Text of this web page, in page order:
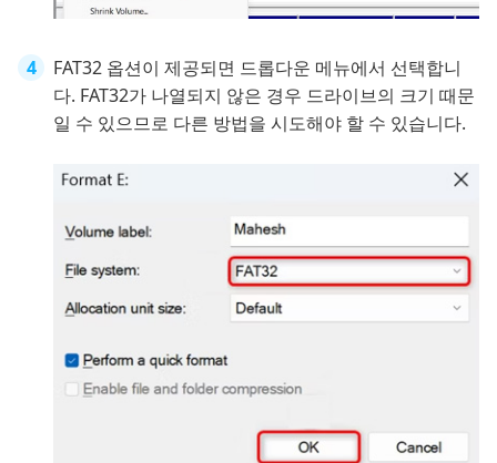
FAT32 옵션이 제공되면 드롭다운 메뉴에서 선택합니
다. FAT32가 나열되지 않은 경우 드라이브의 크기 때문
일 수 있으므로 다른 방법을 시도해야 할 수 있습니다.